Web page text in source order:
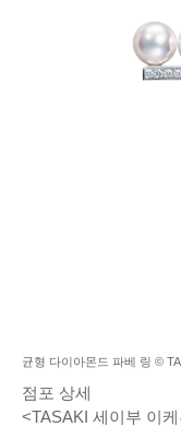
균형 다이아몬드 파베 링 ©
점포 상세
<TASAKI 세이부 이